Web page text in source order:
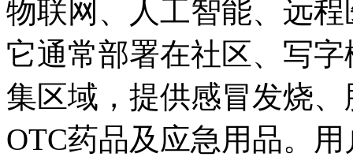
物联网、人工智能、远
它通常部署在社区、写
集区域，提供感冒发烧
OTC药品及应急用品。